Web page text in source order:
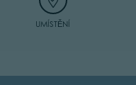
UMÍSTĚNÍ